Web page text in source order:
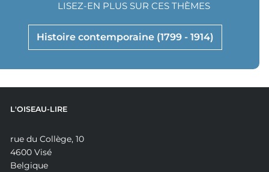
Histoire contemporaine (1799 - 1914)
LISEZ-EN PLUS SUR CES THÈMES
L'OISEAU-LIRE
rue du Collège, 10
4600 Visé
Belgique